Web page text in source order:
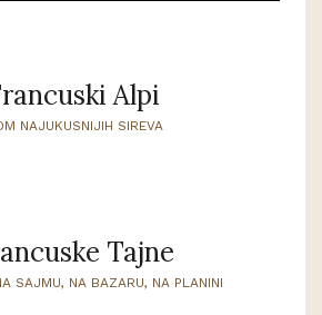
Alpi
NAJUKUSNIJIH SIREVA
Tajne
SAJMU, NA BAZARU, NA PLANINI